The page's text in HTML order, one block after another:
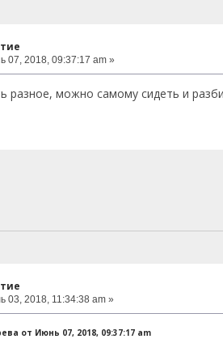
07, 2018, 09:37:17 am »
разное, можно самому сидеть и
03, 2018, 11:34:38 am »
от Июнь 07, 2018, 09:37:17 am